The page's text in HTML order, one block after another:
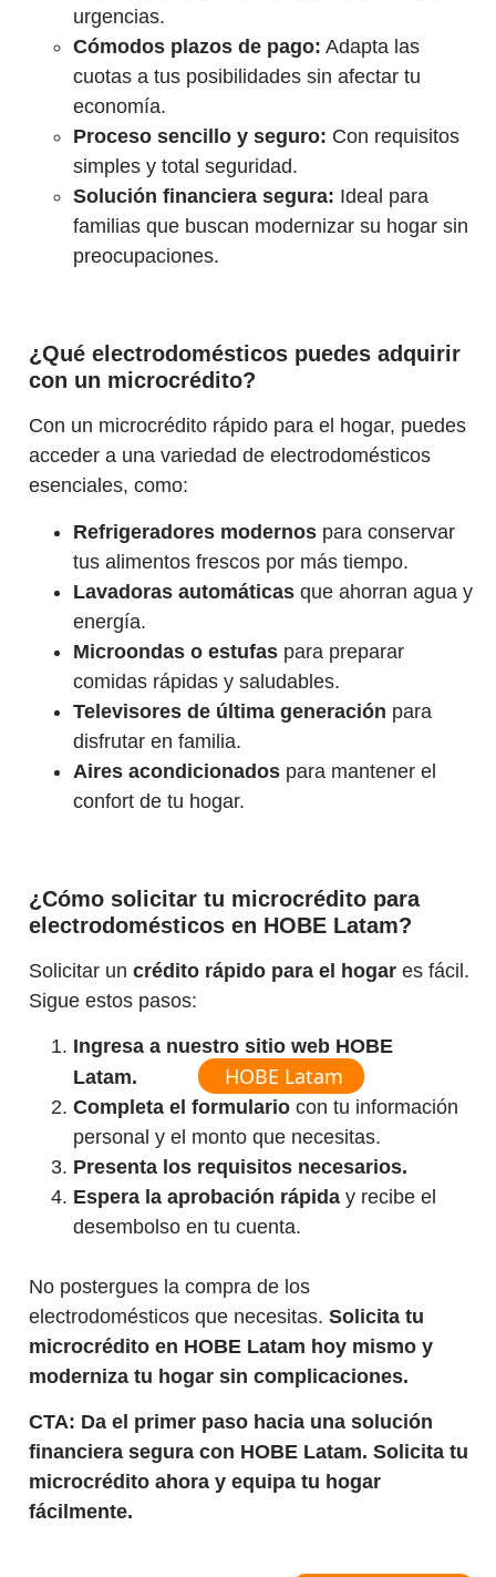
urgencias.
Cómodos plazos de pago: Adapta las
cuotas a tus posibilidades sin afectar tu
economía.
Proceso sencillo y seguro: Con requisitos
simples y total seguridad.
Solución financiera segura: Ideal para
familias que buscan modernizar su hogar sin
preocupaciones.
¿Qué electrodomésticos puedes adquirir
con un microcrédito?
Con un microcrédito rápido para el hogar, puedes
acceder a una variedad de electrodomésticos
esenciales, como:
Refrigeradores modernos para conservar
tus alimentos frescos por más tiempo.
Lavadoras automáticas que ahorran agua y
energía.
Microondas o estufas para preparar
comidas rápidas y saludables.
Televisores de última generación para
disfrutar en familia.
Aires acondicionados para mantener el
confort de tu hogar.
¿Cómo solicitar tu microcrédito para
electrodomésticos en HOBE Latam?
Solicitar uncrédito rápido para el hogar es fácil.
Sigue estos pasos:
Ingresa a nuestro sitio web HOBE
Latam.
HOBE Latam
Completa el formulario con tu información
personal y el monto que necesitas.
Presenta los requisitos necesarios.
Espera la aprobación rápida y recibe el
desembolso en tu cuenta.
No postergues la compra de los
electrodomésticos que necesitas.Solicita tu
microcrédito en HOBE Latam hoy mismo y
moderniza tu hogar sin complicaciones.
CTA: Da el primer paso hacia una solución
financiera segura con HOBE Latam. Solicita tu
microcrédito ahora y equipa tu hogar
fácilmente.